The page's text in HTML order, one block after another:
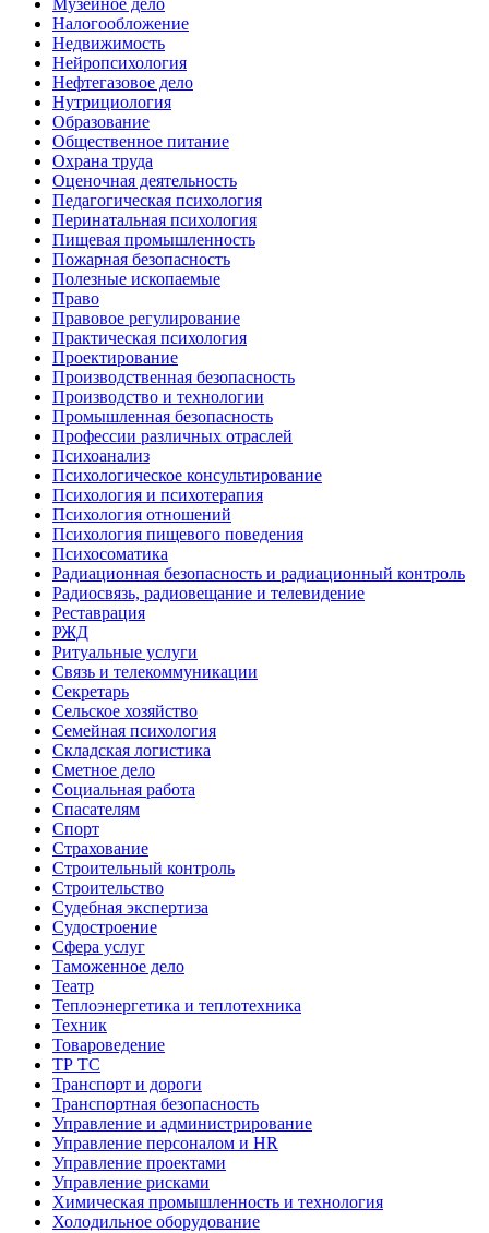
Музейное дело
Налогообложение
Недвижимость
Нейропсихология
Нефтегазовое дело
Нутрициология
Образование
Общественное питание
Охрана труда
Оценочная деятельность
Педагогическая психология
Перинатальная психология
Пищевая промышленность
Пожарная безопасность
Полезные ископаемые
Право
Правовое регулирование
Практическая психология
Проектирование
Производственная безопасность
Производство и технологии
Промышленная безопасность
Профессии различных отраслей
Психоанализ
Психологическое консультирование
Психология и психотерапия
Психология отношений
Психология пищевого поведения
Психосоматика
Радиационная безопасность и радиационный контроль
Радиосвязь, радиовещание и телевидение
Реставрация
РЖД
Ритуальные услуги
Связь и телекоммуникации
Секретарь
Сельское хозяйство
Семейная психология
Складская логистика
Сметное дело
Социальная работа
Спасателям
Спорт
Страхование
Строительный контроль
Строительство
Судебная экспертиза
Судостроение
Сфера услуг
Таможенное дело
Театр
Теплоэнергетика и теплотехника
Техник
Товароведение
ТР ТС
Транспорт и дороги
Транспортная безопасность
Управление и администрирование
Управление персоналом и HR
Управление проектами
Управление рисками
Химическая промышленность и технология
Холодильное оборудование